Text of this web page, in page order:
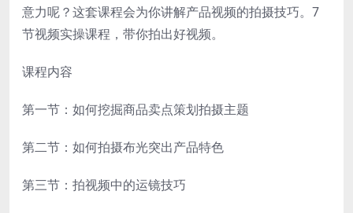
意力呢？这套课程会为你讲解产品视频的拍摄技巧。7
节视频实操课程，带你拍出好视频。
课程内容
第一节：如何挖掘商品卖点策划拍摄主题
第二节：如何拍摄布光突出产品特色
第三节：拍视频中的运镜技巧